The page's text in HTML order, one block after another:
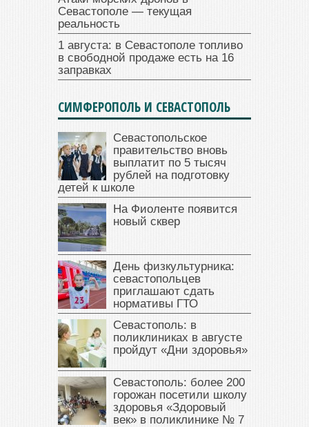
Севастополе — текущая
реальность
1 августа: в Севастополе топливо
в свободной продаже есть на 16
заправках
СИМФЕРОПОЛЬ И СЕВАСТОПОЛЬ
Севастопольское
правительство вновь
выплатит по 5 тысяч
рублей на подготовку
детей к школе
На Фиоленте появится
новый сквер
День физкультурника:
севастопольцев
приглашают сдать
нормативы ГТО
Севастополь: в
поликлиниках в августе
пройдут «Дни здоровья»
Севастополь: более 200
горожан посетили школу
здоровья «Здоровый
век» в поликлинике № 7